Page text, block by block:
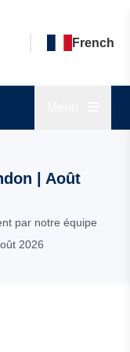
French
| Août
par notre équipe
2026